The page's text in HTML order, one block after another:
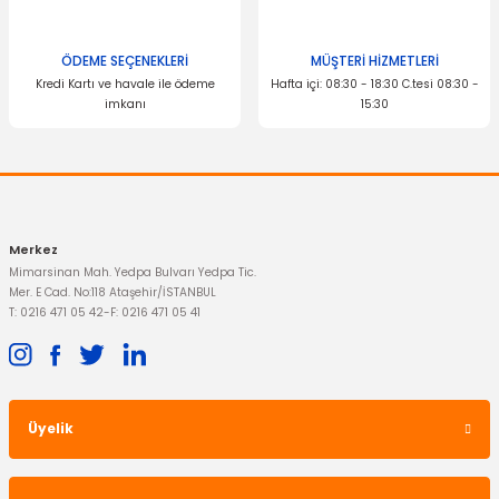
İTHAL ÜRÜN
ÖDEME SEÇENEKLERİ
Kredi Kartı ve havale ile ödeme
imkanı
MÜŞTERİ HİZMETLERİ
Hafta içi: 08:30 - 18:30 C.tesi 08:30 -
15:30
Merkez
Mimarsinan Mah. Yedpa Bulvarı Yedpa Tic.
Mer. E Cad. No:118 Ataşehir/İSTANBUL
T: 0216 471 05 42-F: 0216 471 05 41
Üyelik